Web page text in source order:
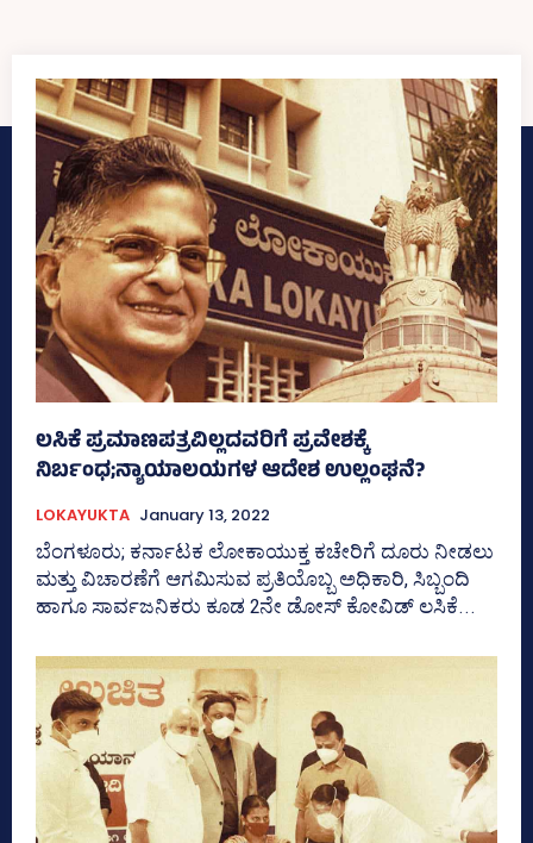
ಲಸಿಕೆ ಪ್ರಮಾಣಪತ್ರವಿಲ್ಲದವರಿಗೆ ಪ್ರವೇಶಕ್ಕೆ
ನಿರ್ಬಂಧ;ನ್ಯಾಯಾಲಯಗಳ ಆದೇಶ ಉಲ್ಲಂಘನೆ?
LOKAYUKTA January 13, 2022
ಬೆಂಗಳೂರು; ಕರ್ನಾಟಕ ಲೋಕಾಯುಕ್ತ ಕಚೇರಿಗೆ ದೂರು ನೀಡಲು
ಮತ್ತು ವಿಚಾರಣೆಗೆ ಆಗಮಿಸುವ ಪ್ರತಿಯೊಬ್ಬ ಅಧಿಕಾರಿ, ಸಿಬ್ಬಂದಿ
ಹಾಗೂ ಸಾರ್ವಜನಿಕರು ಕೂಡ 2ನೇ ಡೋಸ್‌ ಕೋವಿಡ್‌ ಲಸಿಕೆ...